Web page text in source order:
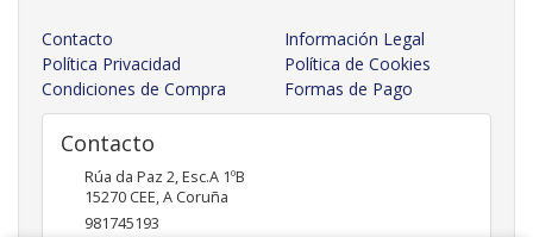
Contacto
Información Legal
Política Privacidad
Política de Cookies
Condiciones de Compra
Formas de Pago
Contacto
Rúa da Paz 2, Esc.A 1ºB
15270 CEE,A Coruña
981745193